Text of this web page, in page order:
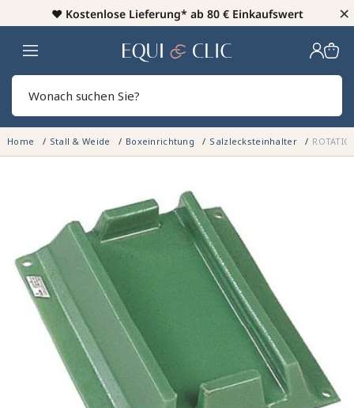
♥️ Kostenlose Lieferung* ab 80 € Einkaufswert ×
Heim
Home Stall & Weide Boxeinrichtung Salzlecksteinhalter